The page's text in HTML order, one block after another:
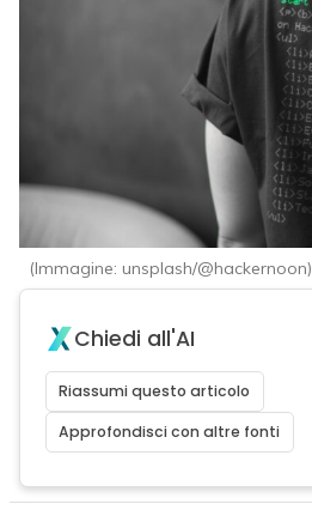
(Immagine: unsplash/@hackernoon)
Chiedi all'AI
Riassumi questo articolo
Approfondisci con altre fonti